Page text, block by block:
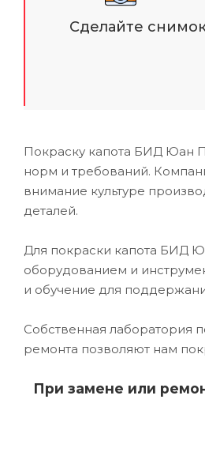
Сделайте
Покраску капота БИД Юан
норм и требований.
внимание культуре
деталей.
Для покраски капота БИД
оборудованием и
и обучение для
Собственная лаборатория
ремонта позволяют нам
При замене или